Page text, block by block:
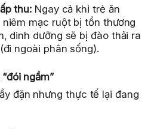
thu: Ngay cả khi trẻ ăn
mạc ruột bị tổn thương
dinh dưỡng sẽ bị đào thải ra
ngoài phân sống).
ngầm”
đặn nhưng thực tế lại đang